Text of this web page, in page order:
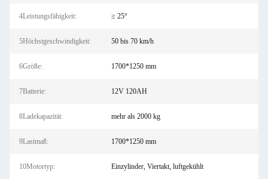
4Leistungsfähigkeit: ≥ 25°
5Höchstgeschwindigkeit: 50 bis 70 km/h
6Größe: 1700*1250 mm
7Batterie: 12V 120AH
8Ladekapazität: mehr als 2000 kg
9Lastmaß: 1700*1250 mm
10Motortyp: Einzylinder, Viertakt, luftgekühlt